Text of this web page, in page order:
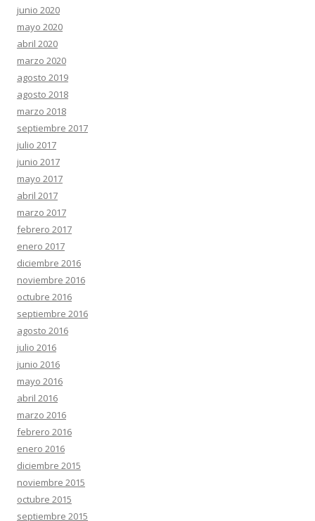
junio 2020
mayo 2020
abril 2020
marzo 2020
agosto 2019
agosto 2018
marzo 2018
septiembre 2017
julio 2017
junio 2017
mayo 2017
abril 2017
marzo 2017
febrero 2017
enero 2017
diciembre 2016
noviembre 2016
octubre 2016
septiembre 2016
agosto 2016
julio 2016
junio 2016
mayo 2016
abril 2016
marzo 2016
febrero 2016
enero 2016
diciembre 2015
noviembre 2015
octubre 2015
septiembre 2015